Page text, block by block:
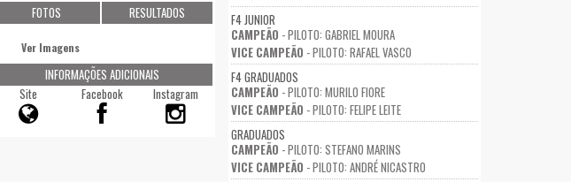
FOTOS
Ver Imagens
RESULTADOS
INFORMAÇÕES ADICIONAIS
Site
Facebook Instagram
F4 JUNIOR
CAMPEÃO - PILOTO: GABRIEL MOURA
VICE CAMPEÃO - PILOTO: RAFAEL VASCO
F4 GRADUADOS
CAMPEÃO - PILOTO: MURILO FIORE
VICE CAMPEÃO - PILOTO: FELIPE LEITE
GRADUADOS
CAMPEÃO - PILOTO: STEFANO MARINS
VICE CAMPEÃO - PILOTO: ANDRÉ NICASTRO